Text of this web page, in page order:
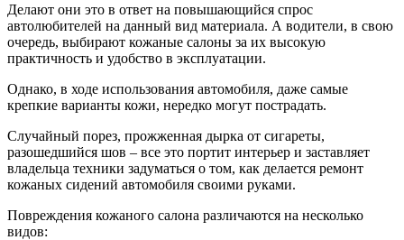
Делают они это в ответ на повышающийся спрос
автолюбителей на данный вид материала. А водители, в свою
очередь, выбирают кожаные салоны за их высокую
практичность и удобство в эксплуатации.
Однако, в ходе использования автомобиля, даже самые
крепкие варианты кожи, нередко могут пострадать.
Случайный порез, прожженная дырка от сигареты,
разошедшийся шов – все это портит интерьер и заставляет
владельца техники задуматься о том, как делается ремонт
кожаных сидений автомобиля своими руками.
Повреждения кожаного салона различаются на несколько
видов: